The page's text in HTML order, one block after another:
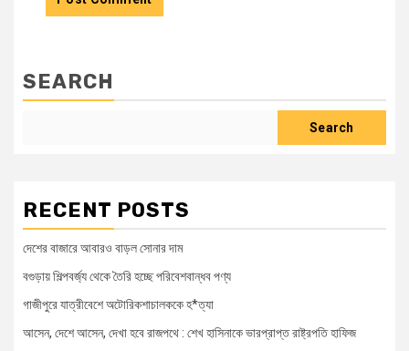
SEARCH
Search
RECENT POSTS
দেশের বাজারে আবারও বাড়ল সোনার দাম
বগুড়ায় শিল্পবর্জ্য থেকে তৈরি হচ্ছে পরিবেশবান্ধব পণ্য
গাজীপুরে যাত্রীবেশে অটোরিকশাচালককে হ*ত্যা
আসেন, দেশে আসেন, দেখা হবে রাজপথে : শেখ হাসিনাকে ভারপ্রাপ্ত রাষ্ট্রপতি হাফিজ